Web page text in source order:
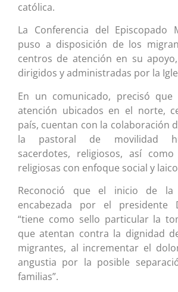
católica.
La Conferencia del Episcopado
puso a disposición de los
centros de atención en su
dirigidos y administradas por la
En un comunicado, precisó
atención ubicados en el norte,
país, cuentan con la colaboración
la pastoral de movilidad
sacerdotes, religiosos, así como
religiosas con enfoque social y
Reconoció que el inicio de la
encabezada por el presidente
“tiene como sello particular la
que atentan contra la dignidad
migrantes, al incrementar el
angustia por la posible
familias”.